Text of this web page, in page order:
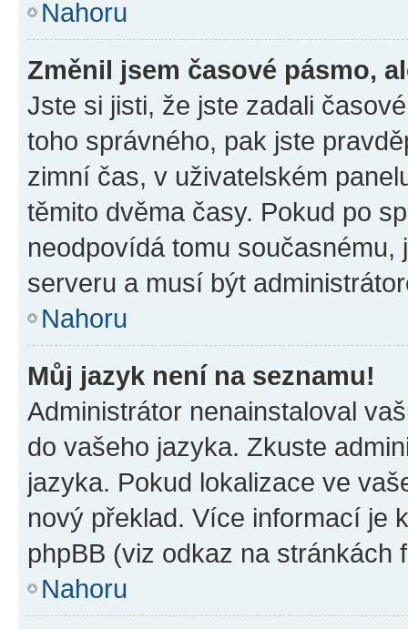
Nahoru
Změnil jsem časové pásmo,
Jste si jisti, že jste zadali
toho správného, pak jste
zimní čas, v uživatelském
těmito dvěma časy. Pokud po
neodpovídá tomu
serveru a musí být
Nahoru
Můj jazyk není na seznamu!
Administrátor nenainstaloval
do vašeho jazyka. Zkuste
jazyka. Pokud lokalizace ve
nový překlad. Více informací je
phpBB (viz odkaz na stránkách
Nahoru